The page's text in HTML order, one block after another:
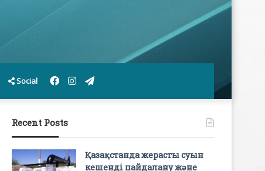
Social Telegram
Instagram
Facebook
Recent Posts
Қазақстанда жерасты суын
кешенді пайдалану және